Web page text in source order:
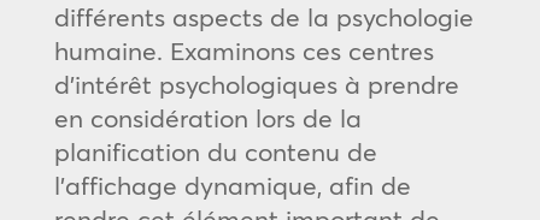
différents aspects de la psychologie
humaine. Examinons ces centres
d’intérêt psychologiques à prendre
en considération lors de la
planification du contenu de
l’affichage dynamique, afin de